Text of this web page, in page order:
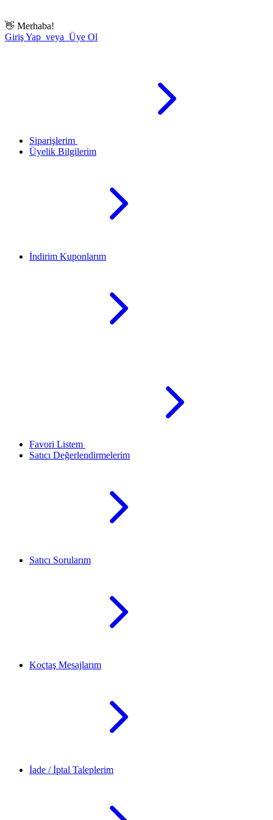
👋 Merhaba!
Giriş Yap veya Üye Ol
Siparişlerim
Üyelik Bilgilerim
İndirim Kuponlarım
Favori Listem
Satıcı Değerlendirmelerim
Satıcı Sorularım
Koçtaş Mesajlarım
İade / İptal Taleplerim